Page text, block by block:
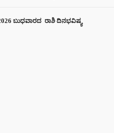
ಬುಧವಾರದ ರಾಶಿ ದಿನಭವಿಷ್ಯ